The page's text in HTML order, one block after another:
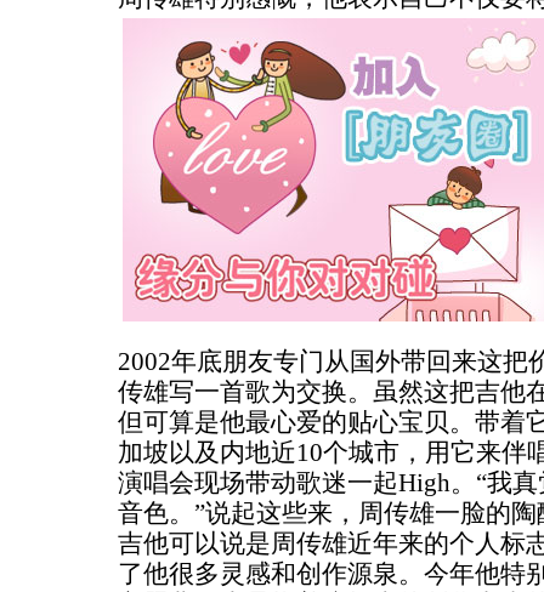
2002年底朋友专门从国外带回来这把
传雄写一首歌为交换。虽然这把吉他
但可算是他最心爱的贴心宝贝。带着
加坡以及内地近10个城市，用它来伴
演唱会现场带动歌迷一起High。“我
音色。”说起这些来，周传雄一脸的
吉他可以说是周传雄近年来的个人标
了他很多灵感和创作源泉。今年他特